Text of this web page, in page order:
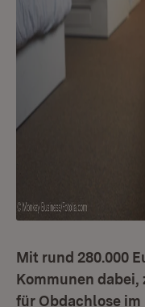
Mit rund 280.000
Kommunen
für Obdachlose